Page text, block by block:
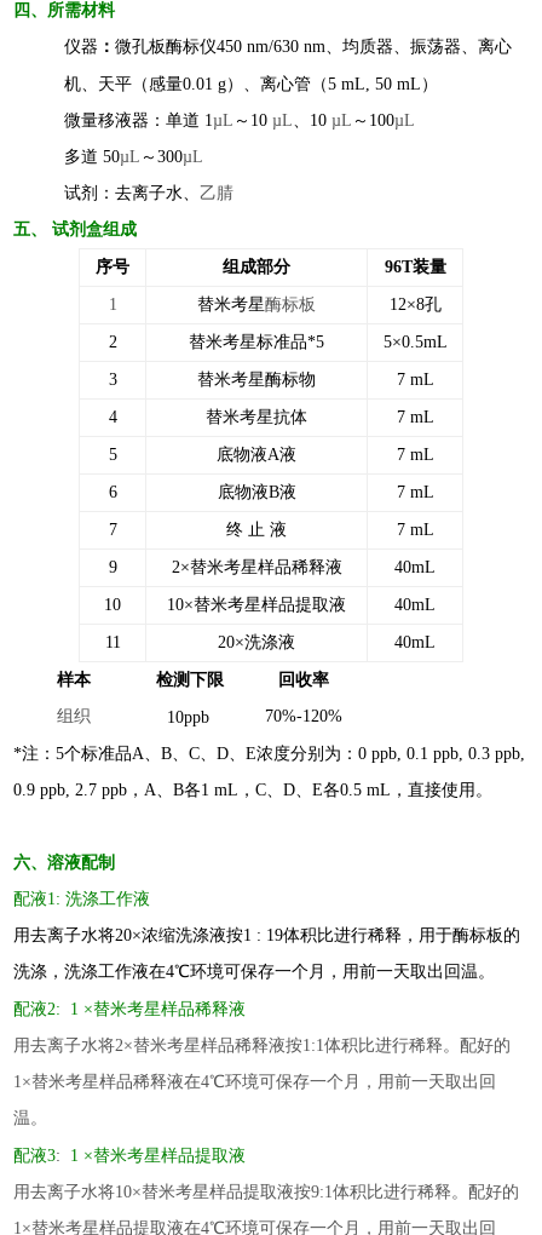
四 、所需材料
仪器 ：微孔板酶标仪450 nm/630 nm、均质器、振荡器、离心
机、天平（感量0.01 g） 、离心管（5 mL, 50 mL）
微量移液器：单道 1µL ～10µL、10µL ～100µL
多道 50µL ～300µL
试剂：去离子水、 乙腈
五、 试剂盒组成
序号 组成部分 96T装量
1 替米考星酶标板 12×8孔
2 替米考星标准品*5 5×0.5mL
3 替米考星酶标物 7 mL
4 替米考星抗体 7 mL
5 底物液A液 7 mL
6 底物液B液 7 mL
7 终 止 液 7 mL
9 2×替米考星样品稀释液 40mL
10 10×替米考星样品提取液 40mL
11 20×洗涤液 40mL
样本 检测下限
回收率
组织
10ppb 70%-120%
*注：5个标准品A、B、C、D、E浓度分别为：0 ppb, 0.1 ppb, 0.3 ppb,
0.9 ppb, 2.7 ppb，A、B各1mL ，C、D、E各0.5mL ，直接使用。
六、溶液配制
配液1: 洗涤工作液
用去离子水将20×浓缩洗涤液按1 : 19体积比进行稀释，用于酶标板的
洗涤，洗涤工作液在4℃环境可保存一个月，用前一天取出回温。
配液2: 1 ×替米考星样品稀释液
用去离子水将2×替米考星样品稀释液按1:1体积比进行稀释。 配好的
1×替米考星样品稀释液在4℃环境可保存一个月，用前一天取出回
温。
配液3: 1 ×替米考星样品提取液
用去离子水将10×替米考星样品提取液按9:1体积比进行稀释。 配好的
1×替米考星样品提取液在4℃环境可保存一个月，用前一天取出回